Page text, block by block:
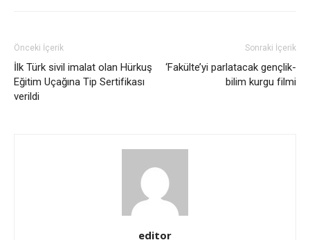
Önceki İçerik
İlk Türk sivil imalat olan Hürkuş
Eğitim Uçağına Tip Sertifikası
verildi
Sonraki İçerik
‘Fakülte’yi parlatacak gençlik-
bilim kurgu filmi
editor